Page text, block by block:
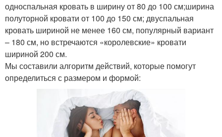
односпальная кровать в ширину от 80 до 100 см;ширина
полуторной кровати от 100 до 150 см; двуспальная
кровать шириной не менее 160 см, популярный вариант
– 180 см, но встречаются «королевские» кровати
шириной 200 см.
Мы составили алгоритм действий, которые помогут
определиться с размером и формой: